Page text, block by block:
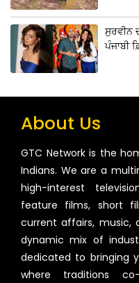
ਸੁਰਵੀਨ
ਪੰਜਾਬੀ
About Us
GTC Network is the
Indians. We are a
high-interest
feature films, short
current affairs, music,
dynamic mix of
dedicated to bringing
where traditions